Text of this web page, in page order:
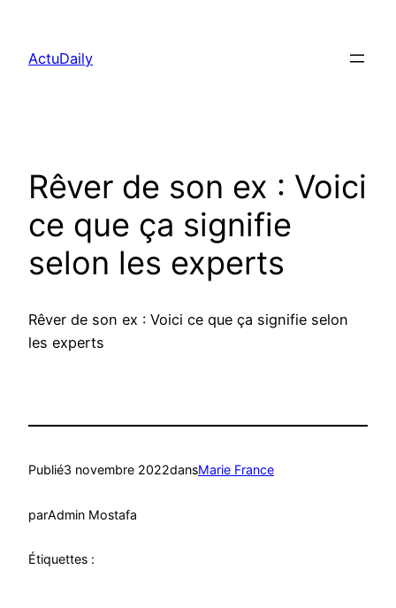
contenu
ActuDaily
Rêver de son ex : Voici
ce que ça signifie
selon les experts
Rêver de son ex : Voici ce que ça signifie selon
les experts
Publié3 novembre 2022dansMarie France
parAdmin Mostafa
Étiquettes :